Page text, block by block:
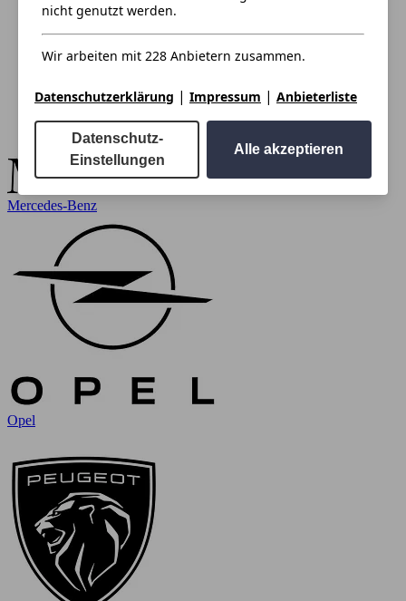
Mercedes-Benz
Opel
nicht genutzt werden.
Wir arbeiten mit 228 Anbietern zusammen.
Datenschutzerklärung | Impressum | Anbieterliste
Datenschutz-
Einstellungen
Alle akzeptieren